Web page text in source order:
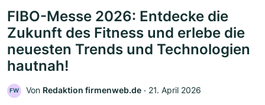
FIBO-Messe 2026: Entdecke die
Zukunft des Fitness und erlebe die
neuesten Trends und Technologien
hautnah!
FW Von Redaktion firmenweb.de ‧ 21. April 2026